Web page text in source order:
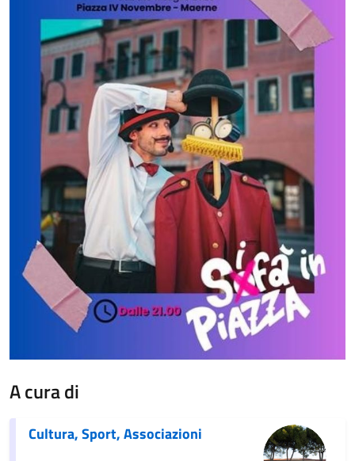
A cura di
Cultura, Sport, Associazioni